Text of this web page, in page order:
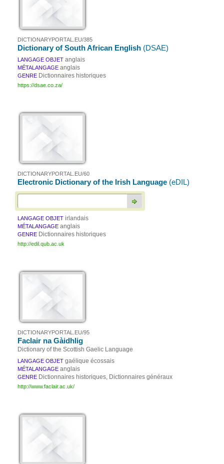
DICTIONARYPORTAL.EU/385
Dictionary of South African English (DSAE)
LANGAGE OBJET anglais
MÉTALANGAGE anglais
GENRE Dictionnaires historiques
https://dsae.co.za/
DICTIONARYPORTAL.EU/60
Electronic Dictionary of the Irish Language (eDIL)
LANGAGE OBJET irlandais
MÉTALANGAGE anglais
GENRE Dictionnaires historiques
http://edil.qub.ac.uk
DICTIONARYPORTAL.EU/95
Faclair na Gàidhlig
Dictionary of the Scottish Gaelic Language
LANGAGE OBJET gaélique écossais
MÉTALANGAGE anglais
GENRE Dictionnaires historiques, Dictionnaires généraux
http://www.faclair.ac.uk/